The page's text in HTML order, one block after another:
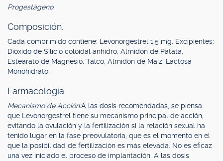
Progestágeno.
Composición.
Cada comprimido contiene: Levonorgestrel 1,5 mg. Excipientes:
Dióxido de Silicio coloidal anhidro, Almidón de Patata,
Estearato de Magnesio, Talco, Almidón de Maíz, Lactosa
Monohidrato.
Farmacología.
Mecanismo de Acción:A las dosis recomendadas, se piensa
que Levonorgestrel tiene su mecanismo principal de acción,
evitando la ovulación y la fertilización si la relación sexual ha
tenido lugar en la fase preovulatoria, que es el momento en el
que la posibilidad de fertilización es más elevada. No es eficaz
una vez iniciado el proceso de implantación. A las dosis